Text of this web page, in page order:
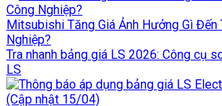
Mitsubishi Tăng Giá Ảnh Hưởng Gì
Nghiệp?
Tra nhanh bảng giá LS 2026: Công cụ
LS